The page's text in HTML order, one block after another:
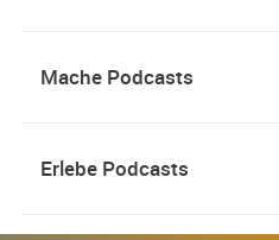
Mache Podcasts
Erlebe Podcasts